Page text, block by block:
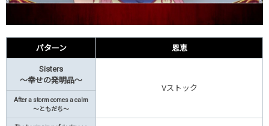
パターン 恩恵
Sisters
～幸せの発明品～
Vストック
After a storm comes a calm
～ともだち～